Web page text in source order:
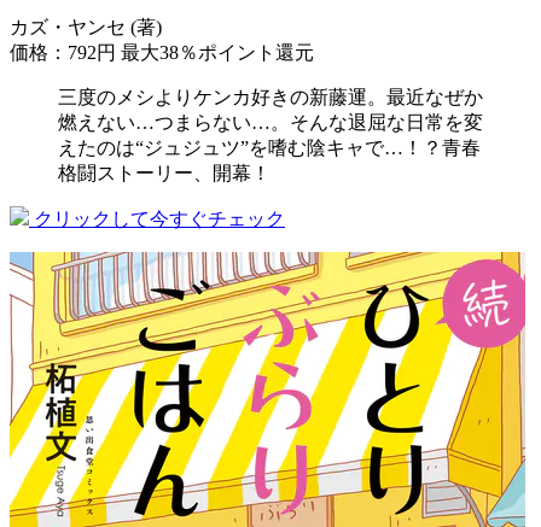
カズ・ヤンセ (著)
価格：792円 最大38％ポイント還元
三度のメシよりケンカ好きの新藤運。最近なぜか
燃えない…つまらない…。そんな退屈な日常を変
えたのは“ジュジュツ”を嗜む陰キャで…！？青春
格闘ストーリー、開幕！
クリックして今すぐチェック